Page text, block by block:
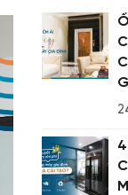
4